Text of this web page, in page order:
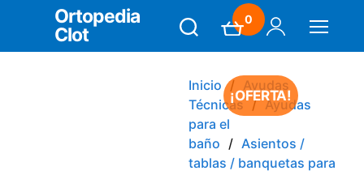
Ortopedia
Clot
0
Inicio
Ayudas
Técnicas
Ayudas
para el
baño
Asientos /
tablas / banquetas para
¡OFERTA!